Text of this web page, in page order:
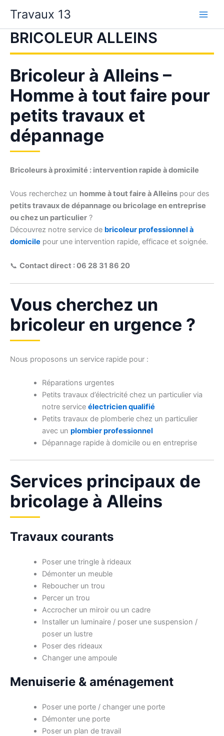
contenu
Travaux 13
BRICOLEUR ALLEINS
Bricoleur à Alleins –
Homme à tout faire pour
petits travaux et
dépannage
Bricoleurs à proximité : intervention rapide à domicile
Vous recherchez un homme à tout faire à Alleins pour des
petits travaux de dépannage ou bricolage en entreprise
ou chez un particulier ?
Découvrez notre service de bricoleur professionnel à
domicile pour une intervention rapide, efficace et soignée.
📞 Contact direct : 06 28 31 86 20
Vous cherchez un
bricoleur en urgence ?
Nous proposons un service rapide pour :
Réparations urgentes
Petits travaux d’électricité chez un particulier via
notre service électricien qualifié
Petits travaux de plomberie chez un particulier
avec un plombier professionnel
Dépannage rapide à domicile ou en entreprise
Services principaux de
bricolage à Alleins
Travaux courants
Poser une tringle à rideaux
Démonter un meuble
Reboucher un trou
Percer un trou
Accrocher un miroir ou un cadre
Installer un luminaire / poser une suspension /
poser un lustre
Poser des rideaux
Changer une ampoule
Menuiserie & aménagement
Poser une porte / changer une porte
Démonter une porte
Poser un plan de travail